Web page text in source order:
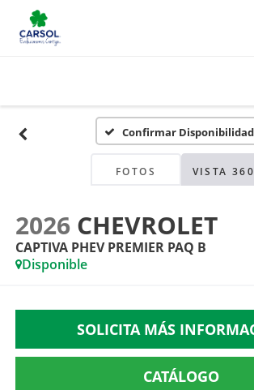
Confirmar Disponibilidad
FOTOS VISTA
2026 CHEVROLET
CAPTIVA PHEV PREMIER PAQ B
Disponible
SOLICITA MÁS
CATÁLOGO